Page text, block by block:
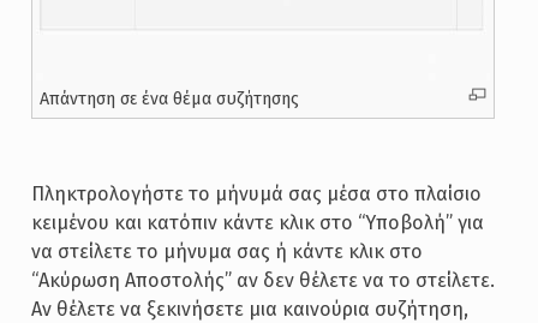
Απάντηση σε ένα θέμα συζήτησης
Πληκτρολογήστε το μήνυμά σας μέσα στο πλαίσιο
κειμένου και κατόπιν κάντε κλικ στο “Υποβολή” για
να στείλετε το μήνυμα σας ή κάντε κλικ στο
“Ακύρωση Αποστολής” αν δεν θέλετε να το στείλετε.
Αν θέλετε να ξεκινήσετε μια καινούρια συζήτηση,